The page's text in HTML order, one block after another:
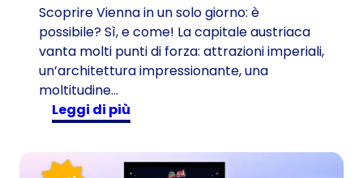
Scoprire Vienna in un solo giorno: è
possibile? Sì, e come! La capitale austriaca
vanta molti punti di forza: attrazioni imperiali,
un’architettura impressionante, una
moltitudine…
Leggi di più
V
i
e